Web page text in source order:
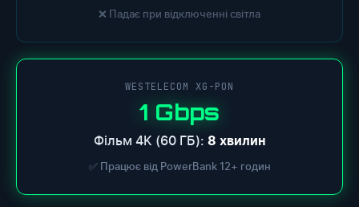
❌ Падає при відключенні світла
WESTELECOM XG-PON
1 Gbps
Фільм 4K (60 ГБ): 8 хвилин
✅ Працює від PowerBank 12+ годин